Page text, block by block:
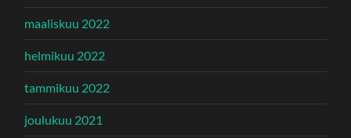
maaliskuu 2022
helmikuu 2022
tammikuu 2022
joulukuu 2021